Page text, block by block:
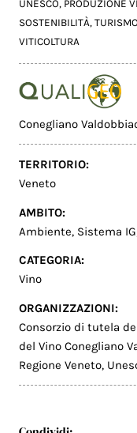
UNESCO, PRODUZIONE
SOSTENIBILITÀ,
VITICOLTURA
Conegliano
TERRITORIO:
Veneto
AMBITO:
Ambiente, Sistema IG
CATEGORIA:
Vino
ORGANIZZAZIONI:
Consorzio di tutela
del Vino Conegliano
Regione Veneto,